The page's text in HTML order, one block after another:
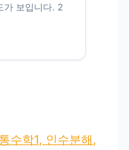
가 보입니다. 2
수학1, 인수분해,